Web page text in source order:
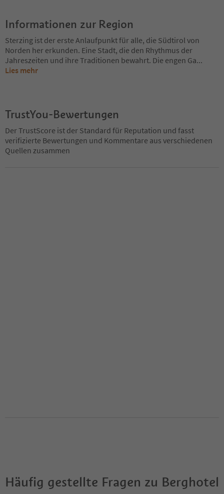
Informationen zur Region
Sterzing ist der erste Anlaufpunkt für alle, die Südtirol von
Norden her erkunden. Eine Stadt, die den Rhythmus der
Jahreszeiten und ihre Traditionen bewahrt. Die engen Ga...
Lies mehr
TrustYou-Bewertungen
Der TrustScore ist der Standard für Reputation und fasst
verifizierte Bewertungen und Kommentare aus verschiedenen
Quellen zusammen
Häufig gestellte Fragen zu Berghotel